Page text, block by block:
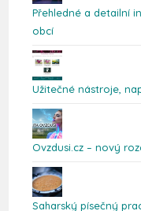
Přehledné a detailní
obcí
Užitečné nástroje,
Ovzdusi.cz – nový
Saharský písečný